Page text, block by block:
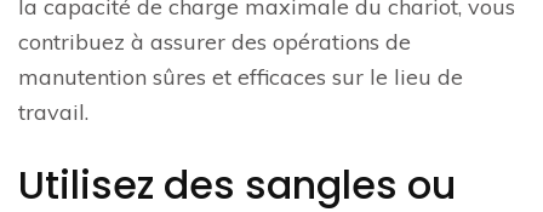
la capacité de charge maximale du chariot, vous
contribuez à assurer des opérations de
manutention sûres et efficaces sur le lieu de
travail.
Utilisez des sangles ou